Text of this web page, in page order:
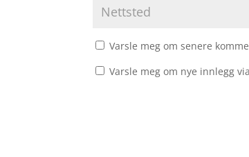
Varsle meg om senere
Varsle meg om nye innlegg